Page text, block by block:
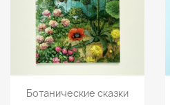
Просмотр
Ботанические сказки